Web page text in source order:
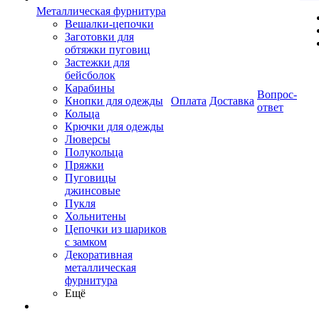
Металлическая фурнитура
Вешалки-цепочки
Заготовки для
обтяжки пуговиц
Застежки для
бейсболок
Карабины
Кнопки для одежды
Кольца
Крючки для одежды
Люверсы
Полукольца
Пряжки
Пуговицы
джинсовые
Пукля
Хольнитены
Цепочки из шариков
с замком
Декоративная
металлическая
фурнитура
Ещё
Оплата Доставка
Вопрос-
ответ